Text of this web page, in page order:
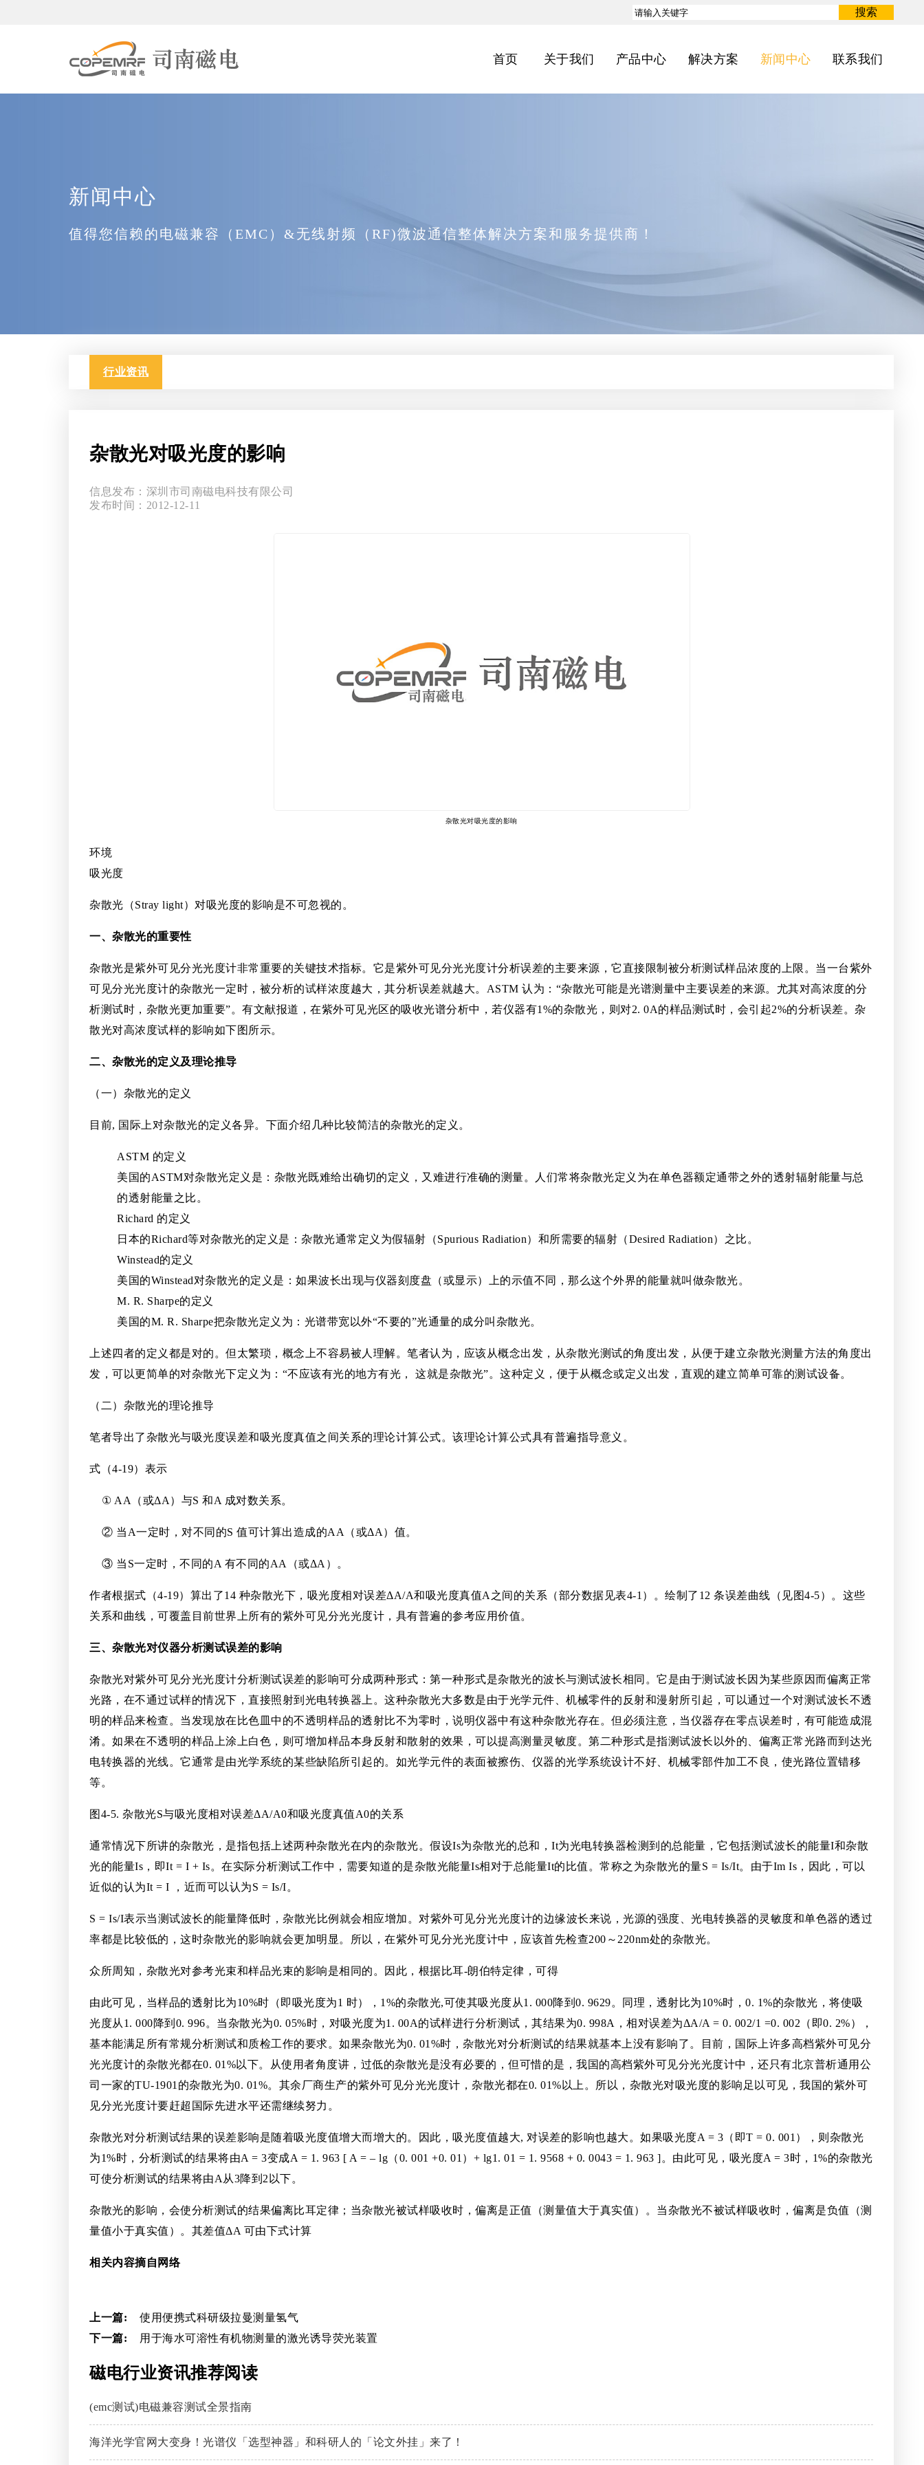
搜索
首页 关于我们 产品中心 解决方案 新闻中心 联系我们
新闻中心
值得您信赖的电磁兼容（EMC）&无线射频（RF)微波通信整体解决方案和服务提供商！
行业资讯
杂散光对吸光度的影响
信息发布：深圳市司南磁电科技有限公司
发布时间：2012-12-11
杂散光对吸光度的影响
环境
吸光度
杂散光（Stray light）对吸光度的影响是不可忽视的。
一、杂散光的重要性
杂散光是紫外可见分光光度计非常重要的关键技术指标。它是紫外可见分光光度计分析误差的主要来源，它直接限制被分析测试样品浓度的上限。当一台紫外
可见分光光度计的杂散光一定时，被分析的试样浓度越大，其分析误差就越大。ASTM 认为：“杂散光可能是光谱测量中主要误差的来源。尤其对高浓度的分
析测试时，杂散光更加重要”。有文献报道，在紫外可见光区的吸收光谱分析中，若仪器有1%的杂散光，则对2. 0A的样品测试时，会引起2%的分析误差。杂
散光对高浓度试样的影响如下图所示。
二、杂散光的定义及理论推导
（一）杂散光的定义
目前, 国际上对杂散光的定义各异。下面介绍几种比较简洁的杂散光的定义。
ASTM 的定义
美国的ASTM对杂散光定义是：杂散光既难给出确切的定义，又难进行准确的测量。人们常将杂散光定义为在单色器额定通带之外的透射辐射能量与总
的透射能量之比。
Richard 的定义
日本的Richard等对杂散光的定义是：杂散光通常定义为假辐射（Spurious Radiation）和所需要的辐射（Desired Radiation）之比。
Winstead的定义
美国的Winstead对杂散光的定义是：如果波长出现与仪器刻度盘（或显示）上的示值不同，那么这个外界的能量就叫做杂散光。
M. R. Sharpe的定义
美国的M. R. Sharpe把杂散光定义为：光谱带宽以外“不要的”光通量的成分叫杂散光。
上述四者的定义都是对的。但太繁琐，概念上不容易被人理解。笔者认为，应该从概念出发，从杂散光测试的角度出发，从便于建立杂散光测量方法的角度出
发，可以更简单的对杂散光下定义为：“不应该有光的地方有光， 这就是杂散光”。这种定义，便于从概念或定义出发，直观的建立简单可靠的测试设备。
（二）杂散光的理论推导
笔者导出了杂散光与吸光度误差和吸光度真值之间关系的理论计算公式。该理论计算公式具有普遍指导意义。
式（4-19）表示
① AA（或ΔA）与S 和A 成对数关系。
② 当A一定时，对不同的S 值可计算出造成的AA（或ΔA）值。
③ 当S一定时，不同的A 有不同的AA（或ΔA）。
作者根据式（4-19）算出了14 种杂散光下，吸光度相对误差ΔA/A和吸光度真值A之间的关系（部分数据见表4-1）。绘制了12 条误差曲线（见图4-5）。这些
关系和曲线，可覆盖目前世界上所有的紫外可见分光光度计，具有普遍的参考应用价值。
三、杂散光对仪器分析测试误差的影响
杂散光对紫外可见分光光度计分析测试误差的影响可分成两种形式：第一种形式是杂散光的波长与测试波长相同。它是由于测试波长因为某些原因而偏离正常
光路，在不通过试样的情况下，直接照射到光电转换器上。这种杂散光大多数是由于光学元件、机械零件的反射和漫射所引起，可以通过一个对测试波长不透
明的样品来检查。当发现放在比色皿中的不透明样品的透射比不为零时，说明仪器中有这种杂散光存在。但必须注意，当仪器存在零点误差时，有可能造成混
淆。如果在不透明的样品上涂上白色，则可增加样品本身反射和散射的效果，可以提高测量灵敏度。第二种形式是指测试波长以外的、偏离正常光路而到达光
电转换器的光线。它通常是由光学系统的某些缺陷所引起的。如光学元件的表面被擦伤、仪器的光学系统设计不好、机械零部件加工不良，使光路位置错移
等。
图4-5. 杂散光S与吸光度相对误差ΔA/A0和吸光度真值A0的关系
通常情况下所讲的杂散光，是指包括上述两种杂散光在内的杂散光。假设Is为杂散光的总和，It为光电转换器检测到的总能量，它包括测试波长的能量I和杂散
光的能量Is，即It = I + Is。在实际分析测试工作中，需要知道的是杂散光能量Is相对于总能量It的比值。常称之为杂散光的量S = Is/It。由于Im Is，因此，可以
近似的认为It = I ，近而可以认为S = Is/I。
S = Is/I表示当测试波长的能量降低时，杂散光比例就会相应增加。对紫外可见分光光度计的边缘波长来说，光源的强度、光电转换器的灵敏度和单色器的透过
率都是比较低的，这时杂散光的影响就会更加明显。所以，在紫外可见分光光度计中，应该首先检查200～220nm处的杂散光。
众所周知，杂散光对参考光束和样品光束的影响是相同的。因此，根据比耳-朗伯特定律，可得
由此可见，当样品的透射比为10%时（即吸光度为1 时），1%的杂散光,可使其吸光度从1. 000降到0. 9629。同理，透射比为10%时，0. 1%的杂散光，将使吸
光度从1. 000降到0. 996。当杂散光为0. 05%时，对吸光度为1. 00A的试样进行分析测试，其结果为0. 998A，相对误差为ΔA/A = 0. 002/1 =0. 002（即0. 2%），
基本能满足所有常规分析测试和质检工作的要求。如果杂散光为0. 01%时，杂散光对分析测试的结果就基本上没有影响了。目前，国际上许多高档紫外可见分
光光度计的杂散光都在0. 01%以下。从使用者角度讲，过低的杂散光是没有必要的，但可惜的是，我国的高档紫外可见分光光度计中，还只有北京普析通用公
司一家的TU-1901的杂散光为0. 01%。其余厂商生产的紫外可见分光光度计，杂散光都在0. 01%以上。所以，杂散光对吸光度的影响足以可见，我国的紫外可
见分光光度计要赶超国际先进水平还需继续努力。
杂散光对分析测试结果的误差影响是随着吸光度值增大而增大的。因此，吸光度值越大, 对误差的影响也越大。如果吸光度A = 3（即T = 0. 001），则杂散光
为1%时，分析测试的结果将由A = 3变成A = 1. 963 [ A = – lg（0. 001 +0. 01）+ lg1. 01 = 1. 9568 + 0. 0043 = 1. 963 ]。由此可见，吸光度A = 3时，1%的杂散光
可使分析测试的结果将由A从3降到2以下。
杂散光的影响，会使分析测试的结果偏离比耳定律；当杂散光被试样吸收时，偏离是正值（测量值大于真实值）。当杂散光不被试样吸收时，偏离是负值（测
量值小于真实值）。其差值ΔA 可由下式计算
相关内容摘自网络
上一篇:
使用便携式科研级拉曼测量氢气
下一篇:
用于海水可溶性有机物测量的激光诱导荧光装置
磁电行业资讯推荐阅读
(emc测试)电磁兼容测试全景指南
海洋光学官网大变身！光谱仪「选型神器」和科研人的「论文外挂」来了！